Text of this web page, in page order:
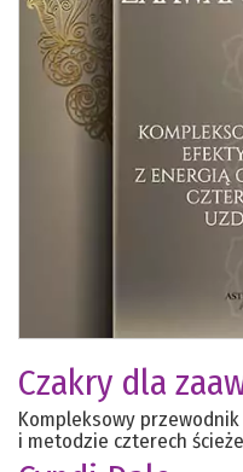
Czakry dla
Kompleksowy
i metodzie czterech